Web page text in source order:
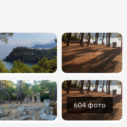
604 фото